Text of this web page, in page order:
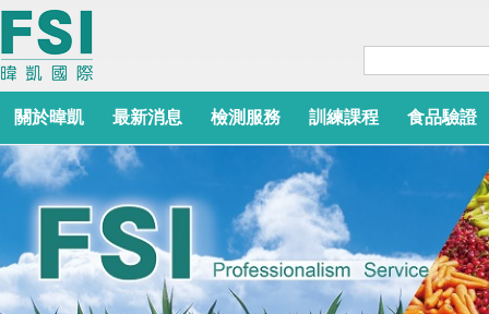
關於暐凱 最新消息 檢測服務 訓練課程 食品驗證